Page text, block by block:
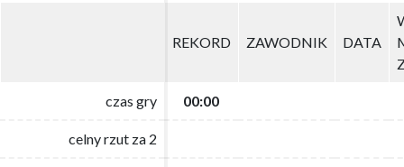
REKORD ZAWODNIK DATA
czas gry 00:00
celny rzut za 2
REKORD ZAWODNIK DATA
czas gry 00:00
celny rzut za 2